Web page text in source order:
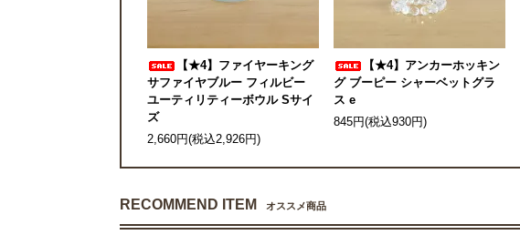
【★4】ファイヤーキング
サファイヤブルー フィルビー
ユーティリティーボウル Sサイ
ズ
2,660円(税込2,926円)
【★4】アンカーホッキン
グ ブーピー シャーベットグラ
ス e
845円(税込930円)
RECOMMEND ITEM オススメ商品